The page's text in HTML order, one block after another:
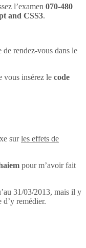
l’examen 070-480
and CSS3.
de rendez-vous dans le
vous insérez le code
surles effets de
pour m’avoir fait
31/03/2013, mais il y
remédier.